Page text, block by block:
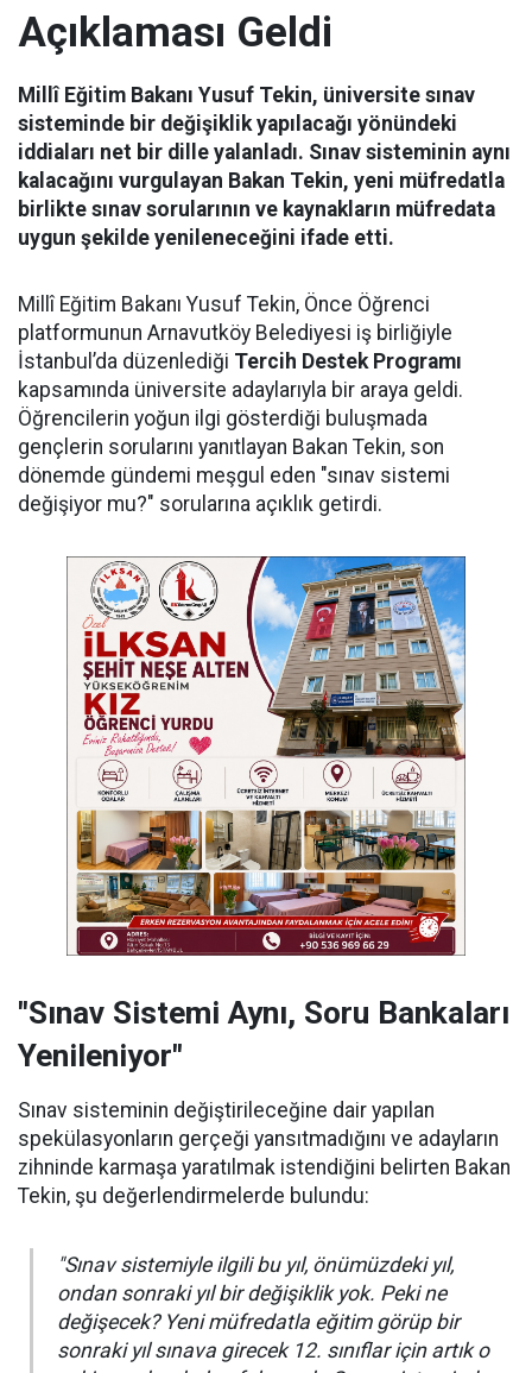
Açıklaması Geldi
Millî Eğitim Bakanı Yusuf Tekin, üniversite sınav
sisteminde bir değişiklik yapılacağı yönündeki
iddiaları net bir dille yalanladı. Sınav sisteminin aynı
kalacağını vurgulayan Bakan Tekin, yeni müfredatla
birlikte sınav sorularının ve kaynakların müfredata
uygun şekilde yenileneceğini ifade etti.
Millî Eğitim Bakanı Yusuf Tekin, Önce Öğrenci
platformunun Arnavutköy Belediyesi iş birliğiyle
İstanbul’da düzenlediği Tercih Destek Programı
kapsamında üniversite adaylarıyla bir araya geldi.
Öğrencilerin yoğun ilgi gösterdiği buluşmada
gençlerin sorularını yanıtlayan Bakan Tekin, son
dönemde gündemi meşgul eden "sınav sistemi
değişiyor mu?" sorularına açıklık getirdi.
"Sınav Sistemi Aynı, Soru Bankaları
Yenileniyor"
Sınav sisteminin değiştirileceğine dair yapılan
spekülasyonların gerçeği yansıtmadığını ve adayların
zihninde karmaşa yaratılmak istendiğini belirten Bakan
Tekin, şu değerlendirmelerde bulundu:
"Sınav sistemiyle ilgili bu yıl, önümüzdeki yıl,
ondan sonraki yıl bir değişiklik yok. Peki ne
değişecek? Yeni müfredatla eğitim görüp bir
sonraki yıl sınava girecek 12. sınıflar için artık o